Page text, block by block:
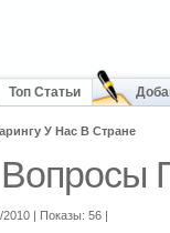
Топ Статьи
У Нас В Стране
| Показы: 56 |